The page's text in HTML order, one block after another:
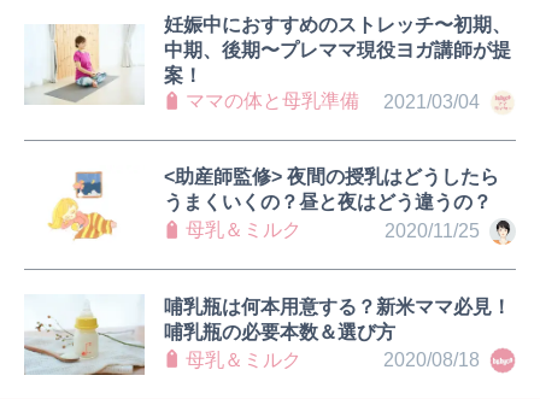
2021/03/04
妊娠中におすすめのストレッチ〜初期、
中期、後期〜プレママ現役ヨガ講師が提
案！
ママの体と母乳準備
2020/11/25
<助産師監修> 夜間の授乳はどうしたら
うまくいくの？昼と夜はどう違うの？
母乳＆ミルク
2020/08/18
哺乳瓶は何本用意する？新米ママ必見！
哺乳瓶の必要本数＆選び方
母乳＆ミルク